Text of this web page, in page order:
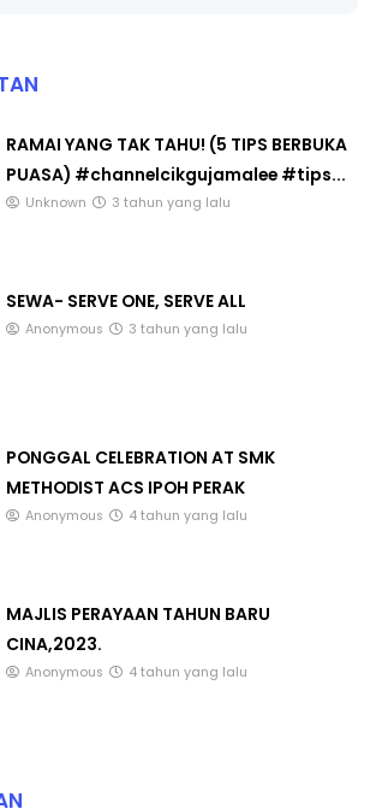
RAMAI YANG TAK TAHU! (5 TIPS BERBUKA
PUASA) #channelcikgujamalee #tips...
Unknown 3 tahun yang lalu
SEWA- SERVE ONE, SERVE ALL
Anonymous 3 tahun yang lalu
PONGGAL CELEBRATION AT SMK
METHODIST ACS IPOH PERAK
Anonymous 4 tahun yang lalu
MAJLIS PERAYAAN TAHUN BARU
CINA,2023.
Anonymous 4 tahun yang lalu